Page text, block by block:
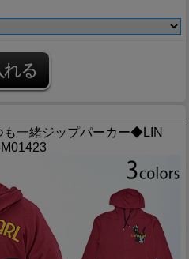
も一緒ジップパーカー◆LIN